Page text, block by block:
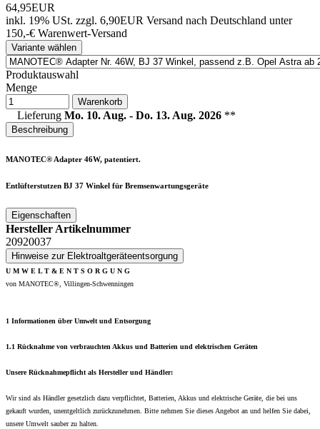
64,95EUR
inkl. 19% USt. zzgl. 6,90EUR Versand nach Deutschland unter
150,-€ Warenwert-Versand
Variante wählen
Produktauswahl
Menge
Warenkorb
Lieferung Mo. 10. Aug. - Do. 13. Aug. 2026 **
Beschreibung
MANOTEC® Adapter 46W, patentiert.
Entlüfterstutzen BJ 37 Winkel für Bremsenwartungsgeräte
Eigenschaften
Hersteller Artikelnummer
20920037
Hinweise zur Elektroaltgeräteentsorgung
U M W E L T & E N T S O R G U N G
von MANOTEC®, Villingen-Schwenningen
1 Informationen über Umwelt und Entsorgung
1.1 Rücknahme von verbrauchten Akkus und Batterien und elektrischen Geräten
Unsere Rücknahmepflicht als Hersteller und Händler:
Wir sind als Händler gesetzlich dazu verpflichtet, Batterien, Akkus und elektrische Geräte, die bei uns
gekauft wurden, unentgeltlich zurückzunehmen. Bitte nehmen Sie dieses Angebot an und helfen Sie dabei,
unsere Umwelt sauber zu halten.